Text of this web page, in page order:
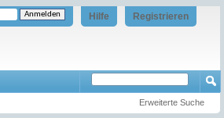
Registrieren
Hilfe
Erweiterte Suche